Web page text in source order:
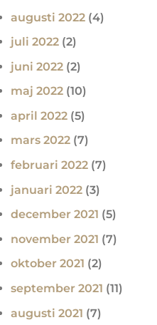
augusti 2022 (4)
juli 2022 (2)
juni 2022 (2)
maj 2022 (10)
april 2022 (5)
mars 2022 (7)
februari 2022 (7)
januari 2022 (3)
december 2021 (5)
november 2021 (7)
oktober 2021 (2)
september 2021 (11)
augusti 2021 (7)